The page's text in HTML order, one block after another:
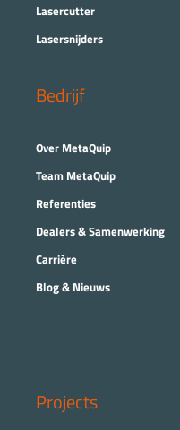
Lasercutter
Lasersnijders
Bedrijf
Over MetaQuip
Team MetaQuip
Referenties
Dealers & Samenwerking
Carrière
Blog & Nieuws
Projects